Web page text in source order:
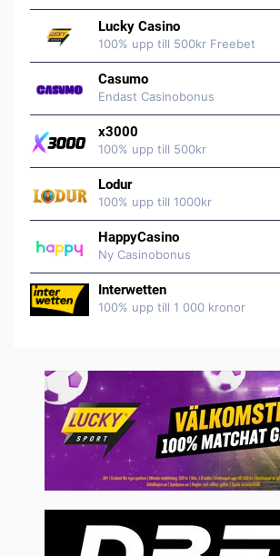
Lucky Casino
100% upp till 500kr Freebet
Casumo
Endast Casinobonus
x3000
100% upp till 500kr
Lodur
100% upp till 1000kr
HappyCasino
Ny Casinobonus
Interwetten
100% upp till 1 000 kronor